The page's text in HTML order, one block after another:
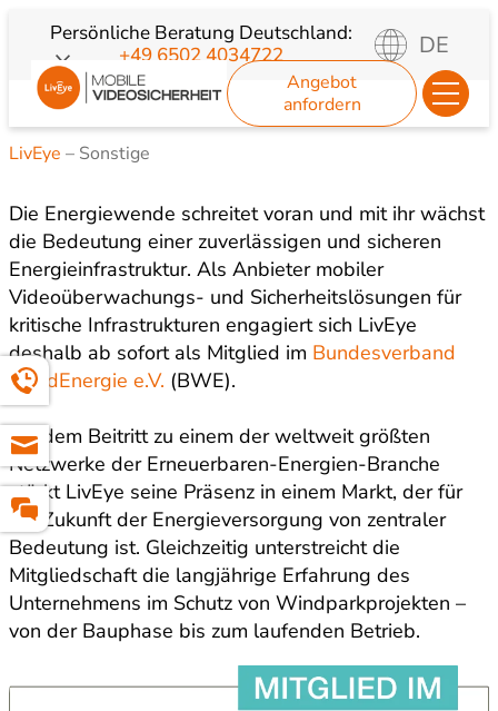
Inhalt
springen
Persönliche Beratung Deutschland:
+49 6502 4034722
DE
Angebot
anfordern
LivEye – Sonstige
Die Energiewende schreitet voran und mit ihr wächst
die Bedeutung einer zuverlässigen und sicheren
Energieinfrastruktur. Als Anbieter mobiler
Videoüberwachungs- und Sicherheitslösungen für
kritische Infrastrukturen engagiert sich LivEye
deshalb ab sofort als Mitglied im Bundesverband
WindEnergie e.V. (BWE).
Mit dem Beitritt zu einem der weltweit größten
Netzwerke der Erneuerbaren-Energien-Branche
stärkt LivEye seine Präsenz in einem Markt, der für
die Zukunft der Energieversorgung von zentraler
Bedeutung ist. Gleichzeitig unterstreicht die
Mitgliedschaft die langjährige Erfahrung des
Unternehmens im Schutz von Windparkprojekten –
von der Bauphase bis zum laufenden Betrieb.